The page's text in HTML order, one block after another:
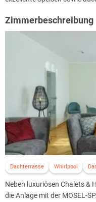
Zimmerbeschreibung
Dachterrasse Whirlpool
Neben luxuriösen Chalets &
die Anlage mit der MOSEL-